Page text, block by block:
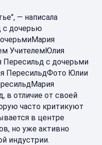
— написала
с дочерью
УчителемЮлия
с дочерьми
ПересильдФото Юлии
в отличие от своей
часто критикуют
в центре
но уже активно
индустрии.